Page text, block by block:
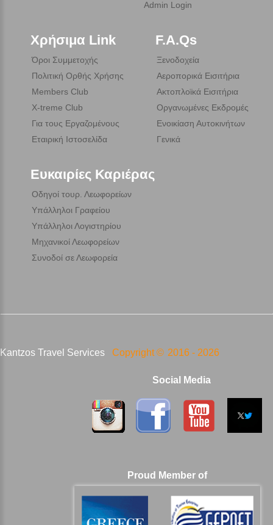
Admin Login
Χρήσιμα Link
Όροι Συμμετοχής
Πολιτική Ορθής Χρήσης
Members Club
X-treme Club
Για τους Εργαζομένους
Εταιρική Ιστοσελίδα
F.A.Qs
Ξενοδοχεία
Αεροπορικά Εισιτήρια
Ακτοπλοϊκά Εισιτήρια
Οργανωμένες Εκδρομές
Ενοικίαση Αυτοκινήτων
Γενικά
Ευκαιρίες Καριέρας
Οδηγοί τουρ. Λεωφορείων
Υπάλληλοι Γραφείου
Υπάλληλοι Λογιστηρίου
Μηχανικοί Λεωφορείων
Συνοδοί σε Λεωφορεία
Kantzos Travel Services Copyright © 2016 - 2026
Social Media
Proud Member of